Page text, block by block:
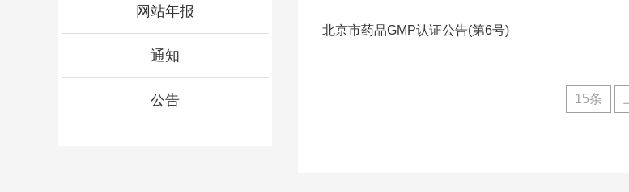
网站年报
通知
公告
北京市药品GMP认证公告(第6号)
15条